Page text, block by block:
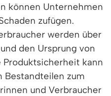
können Unternehmen
zufügen.
werden über
den Ursprung von
kann
Bestandteilen zum
und Verbraucher